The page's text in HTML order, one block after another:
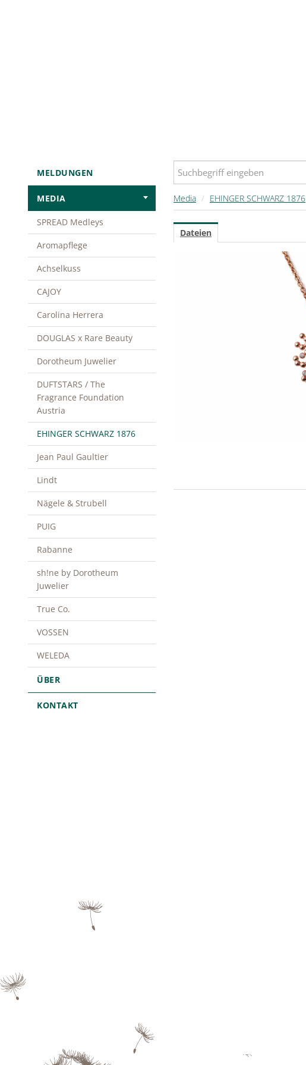
MELDUNGEN
MEDIA
SPREAD Medleys
Aromapflege
Achselkuss
CAJOY
Carolina Herrera
DOUGLAS x Rare Beauty
Dorotheum Juwelier
DUFTSTARS / The
Fragrance Foundation
Austria
EHINGER SCHWARZ 1876
Jean Paul Gaultier
Lindt
Nägele & Strubell
PUIG
Rabanne
sh!ne by Dorotheum
Juwelier
True Co.
VOSSEN
WELEDA
ÜBER
KONTAKT
Media / EHINGER SCHWARZ 1876
Dateien